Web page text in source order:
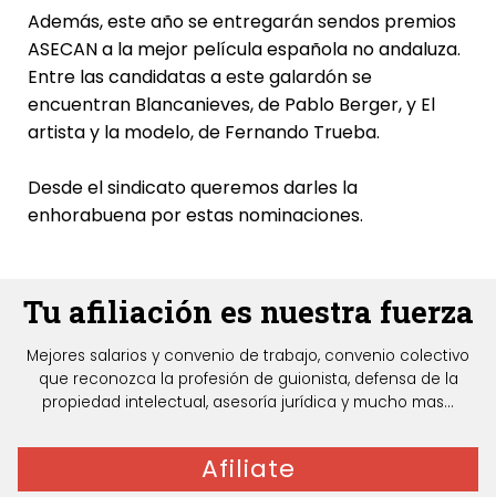
Además, este año se entregarán sendos premios
ASECAN a la mejor película española no andaluza.
Entre las candidatas a este galardón se
encuentran Blancanieves, de Pablo Berger, y El
artista y la modelo, de Fernando Trueba.
Desde el sindicato queremos darles la
enhorabuena por estas nominaciones.
Tu afiliación es nuestra fuerza
Mejores salarios y convenio de trabajo, convenio colectivo
que reconozca la profesión de guionista, defensa de la
propiedad intelectual, asesoría jurídica y mucho mas...
Afiliate